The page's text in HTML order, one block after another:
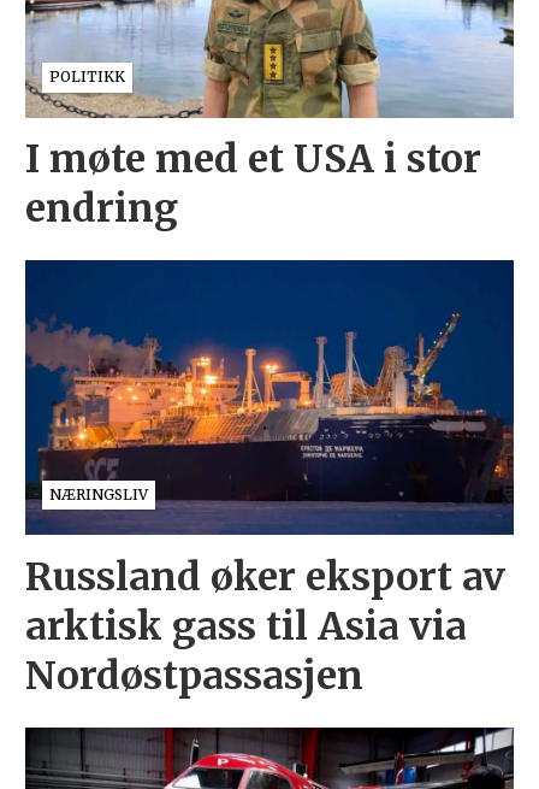
POLITIKK
I møte med et USA i stor
endring
NÆRINGSLIV
Russland øker eksport av
arktisk gass til Asia via
Nordøstpassasjen